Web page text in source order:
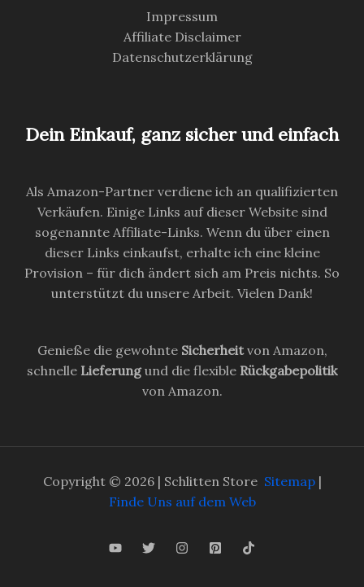
Impressum
Affiliate Disclaimer
Datenschutzerklärung
Dein Einkauf, ganz sicher und einfach
Als Amazon-Partner verdiene ich an qualifizierten
Verkäufen. Einige Links auf dieser Website sind
sogenannte Affiliate-Links. Wenn du über einen
dieser Links einkaufst, erhalte ich eine kleine
Provision – für dich ändert sich am Preis nichts. So
unterstützt du unsere Arbeit. Vielen Dank!
Genieße die gewohnte Sicherheitvon Amazon,
schnelle Lieferungund die flexible Rückgabepolitik
von Amazon.
Copyright © 2026 | Schlitten Store Sitemap|
Finde Uns auf dem Web